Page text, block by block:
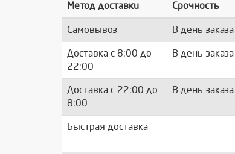
Метод доставки Срочность
Самовывоз В день заказа
Доставка c 8:00 до
22:00
В день заказа
Доставка с 22:00 до
8:00
В день заказа
Быстрая доставка